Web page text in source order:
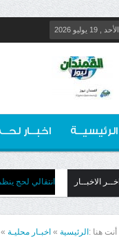
الأحد , 19 يوليو 2026
الرئيسيــة اخبــار
اخــر الاخبــار انتقالي لحج
أنت هنا : الرئيسية » اخبـار محليـة »